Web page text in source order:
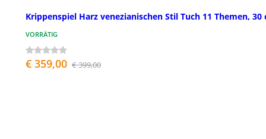
Krippenspiel Harz venezianischen Stil Tuch 11 Themen, 30
VORRÄTIG
€ 359,00 € 399,00